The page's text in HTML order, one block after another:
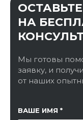
НА
Мы готовы
заявку, и
от наших
ВАШЕ ИМЯ
ССЫЛКА НА